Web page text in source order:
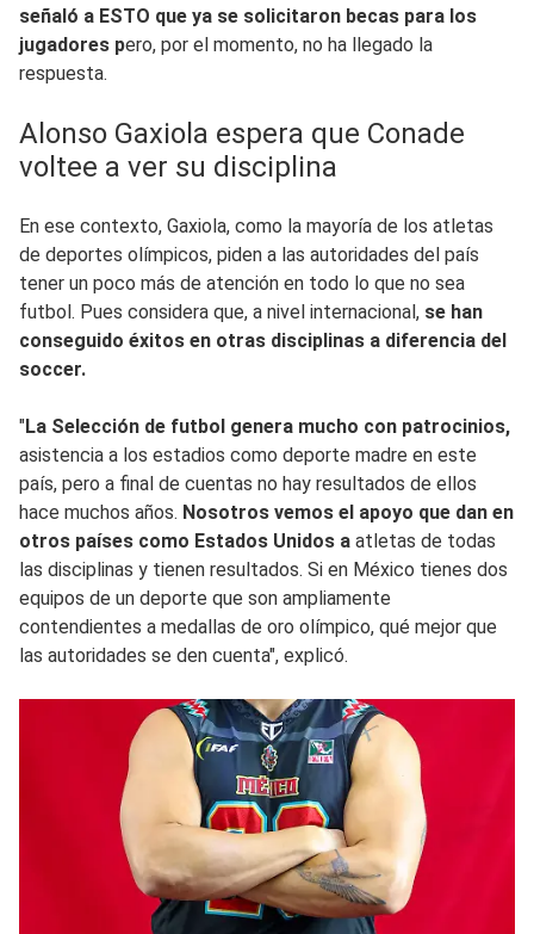
señaló a ESTO que ya se solicitaron becas para los
jugadores pero, por el momento, no ha llegado la
respuesta.
Alonso Gaxiola espera que Conade
voltee a ver su disciplina
En ese contexto, Gaxiola, como la mayoría de los atletas
de deportes olímpicos, piden a las autoridades del país
tener un poco más de atención en todo lo que no sea
futbol. Pues considera que, a nivel internacional, se han
conseguido éxitos en otras disciplinas a diferencia del
soccer.
"La Selección de futbol genera mucho con patrocinios,
asistencia a los estadios como deporte madre en este
país, pero a final de cuentas no hay resultados de ellos
hace muchos años. Nosotros vemos el apoyo que dan en
otros países como Estados Unidos a atletas de todas
las disciplinas y tienen resultados. Si en México tienes dos
equipos de un deporte que son ampliamente
contendientes a medallas de oro olímpico, qué mejor que
las autoridades se den cuenta", explicó.